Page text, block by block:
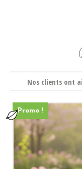
Nos clients ont
Promo !